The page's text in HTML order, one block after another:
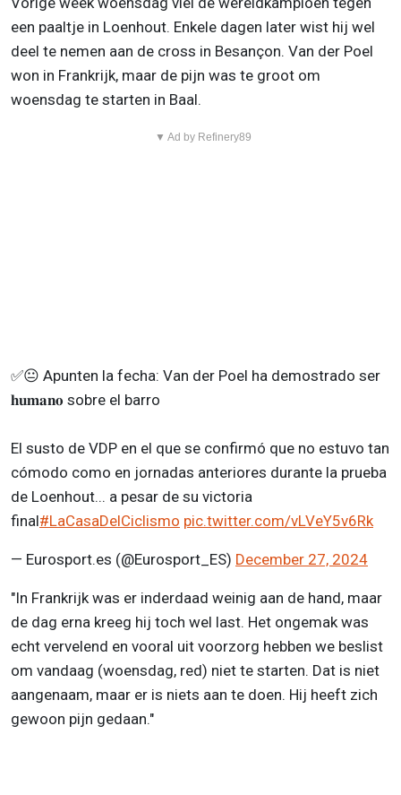
een paaltje in Loenhout. Enkele dagen later wist hij wel
deel te nemen aan de cross in Besançon. Van der Poel
won in Frankrijk, maar de pijn was te groot om
woensdag te starten in Baal.
▼ Ad by Refinery89
✅😐 Apunten la fecha: Van der Poel ha demostrado ser
𝐡𝐮𝐦𝐚𝐧𝐨 sobre el barro
El susto de VDP en el que se confirmó que no estuvo tan
cómodo como en jornadas anteriores durante la prueba
de Loenhout... a pesar de su victoria
final#LaCasaDelCiclismo pic.twitter.com/vLVeY5v6Rk
— Eurosport.es (@Eurosport_ES) December 27, 2024
"In Frankrijk was er inderdaad weinig aan de hand, maar
de dag erna kreeg hij toch wel last. Het ongemak was
echt vervelend en vooral uit voorzorg hebben we beslist
om vandaag (woensdag, red) niet te starten. Dat is niet
aangenaam, maar er is niets aan te doen. Hij heeft zich
gewoon pijn gedaan."